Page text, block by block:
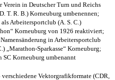
Verein in Deutscher Turn und Reichs
T. R. B.) Korneuburg umbenennen;
als Arbeitersportclub (A. S. C.)
Korneuburg von 1926 reaktiviert;
Namensänderung in Arbeitersportclub
„Marathon-Sparkasse“ Korneuburg;
SC Korneuburg umbenannt
Vektorgrafikformate (CDR,